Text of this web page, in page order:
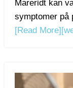
Mareridt kan
symptomer på
[Read More]